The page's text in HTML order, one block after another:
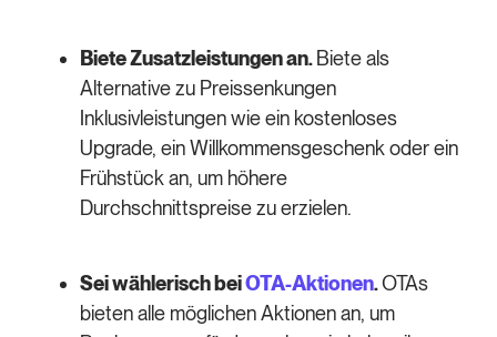
Biete Zusatzleistungen an.Biete als
Alternative zu Preissenkungen
Inklusivleistungen wie ein kostenloses
Upgrade, ein Willkommensgeschenk oder ein
Frühstück an, um höhere
Durchschnittspreise zu erzielen.
Sei wählerisch beiOTA-Aktionen.OTAs
bieten alle möglichen Aktionen an, um